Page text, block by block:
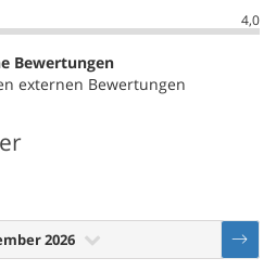
4,0
Bewertungen
externen Bewertungen
2026